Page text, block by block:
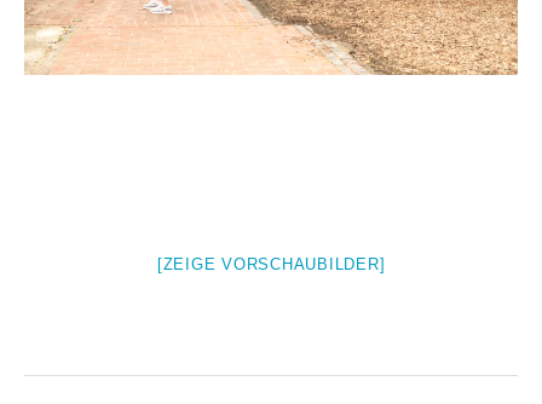
[ZEIGE VORSCHAUBILDER]